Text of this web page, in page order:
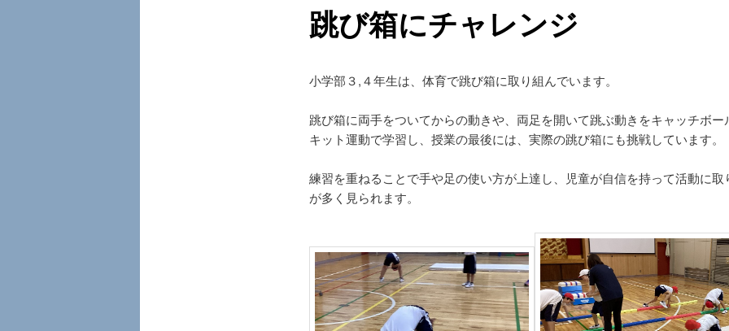
跳び箱にチャレンジ
小学部３,４年生は、体育で跳び箱に取り組んでいます。
跳び箱に両手をついてからの動きや、両足を開いて跳ぶ動きをキャッチボー
キット運動で学習し、授業の最後には、実際の跳び箱にも挑戦しています。
練習を重ねることで手や足の使い方が上達し、児童が自信を持って活動に取
が多く見られます。